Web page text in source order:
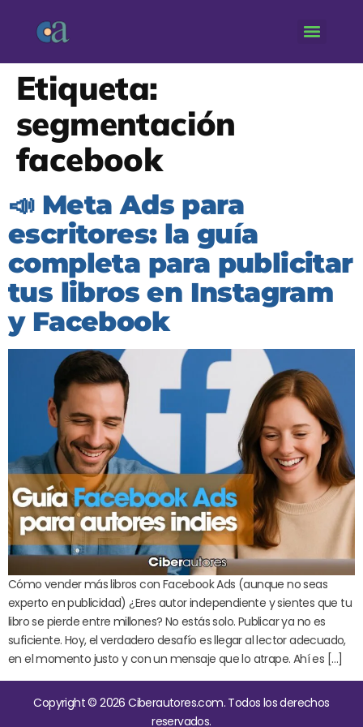
Etiqueta:
segmentación
facebook
📣 Meta Ads para
escritores: la guía
completa para publicitar
tus libros en Instagram
y Facebook
Cómo vender más libros con Facebook Ads (aunque no seas
experto en publicidad) ¿Eres autor independiente y sientes que tu
libro se pierde entre millones? No estás solo. Publicar ya no es
suficiente. Hoy, el verdadero desafío es llegar al lector adecuado,
en el momento justo y con un mensaje que lo atrape. Ahí es […]
Copyright © 2026 Ciberautores.com. Todos los derechos
reservados.